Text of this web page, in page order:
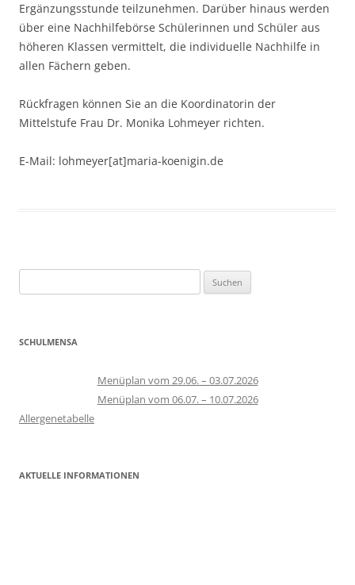
Ergänzungsstunde teilzunehmen. Darüber hinaus werden
über eine Nachhilfebörse Schülerinnen und Schüler aus
höheren Klassen vermittelt, die individuelle Nachhilfe in
allen Fächern geben.
Rückfragen können Sie an die Koordinatorin der
Mittelstufe Frau Dr. Monika Lohmeyer richten.
E-Mail: lohmeyer[at]maria-koenigin.de
nach:
SCHULMENSA
Menüplan vom 29.06. – 03.07.2026
Menüplan vom 06.07. – 10.07.2026
Allergenetabelle
AKTUELLE INFORMATIONEN